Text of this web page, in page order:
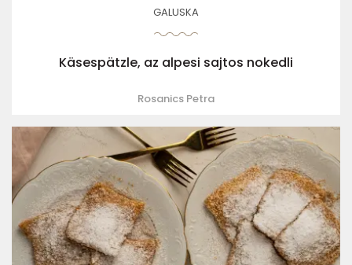
GALUSKA
Käsespätzle, az alpesi sajtos nokedli
Rosanics Petra